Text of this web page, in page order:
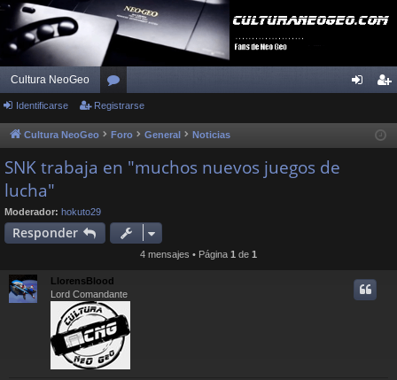
Cultura NeoGeo
or
os ist
Identificarse Registrarse
Cultura NeoGeo Foro General Noticias
SNK trabaja en "muchos nuevos juegos de
lucha"
Moderador: hokuto29
Responder
4 mensajes • Página 1 de 1
LlorensBlood
Lord Comandante